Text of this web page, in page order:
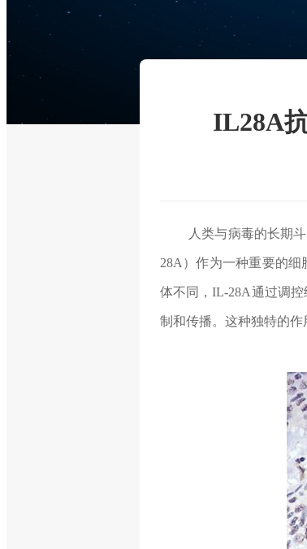
IL28A
人类与病毒的长期
28A）作为一种重要的
体不同，IL-28A通过调
制和传播。这种独特的作